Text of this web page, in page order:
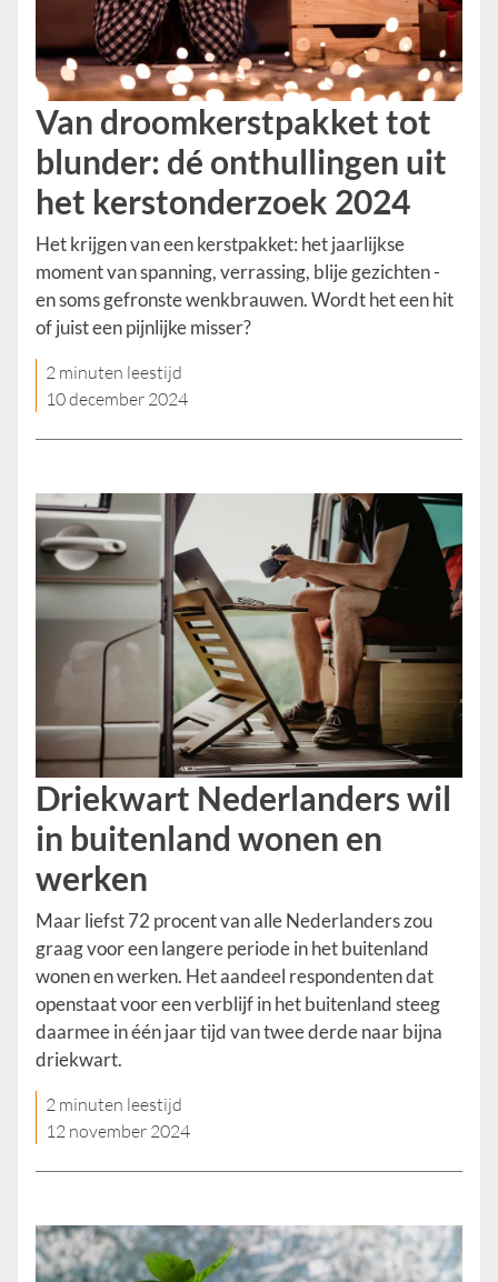
Van droomkerstpakket tot
blunder: dé onthullingen uit
het kerstonderzoek 2024
Het krijgen van een kerstpakket: het jaarlijkse
moment van spanning, verrassing, blije gezichten -
en soms gefronste wenkbrauwen. Wordt het een hit
of juist een pijnlijke misser?
2 minuten leestijd
10 december 2024
Driekwart Nederlanders wil
in buitenland wonen en
werken
Maar liefst 72 procent van alle Nederlanders zou
graag voor een langere periode in het buitenland
wonen en werken. Het aandeel respondenten dat
openstaat voor een verblijf in het buitenland steeg
daarmee in één jaar tijd van twee derde naar bijna
driekwart.
2 minuten leestijd
12 november 2024